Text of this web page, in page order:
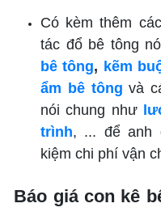
Có kèm thêm
tác đổ bê tông
bê tông, kẽm
ẩm bê tông và
nói chung như
trình, ... để anh
kiệm chi phí vận
Báo giá con kê